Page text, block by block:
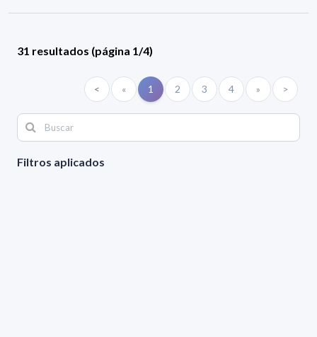
Filtros aplicados
31 resultados (página 1/4)
< « 1 2 3 4 » >